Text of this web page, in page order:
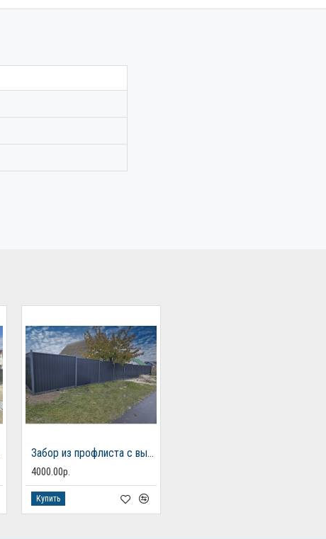
Забор из профлиста с выделенными столбами в рамках
4000.00р.
Купить